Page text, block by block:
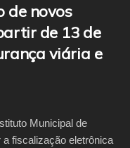
de novos
de 13 de
viária e
Municipal de
fiscalização eletrônica